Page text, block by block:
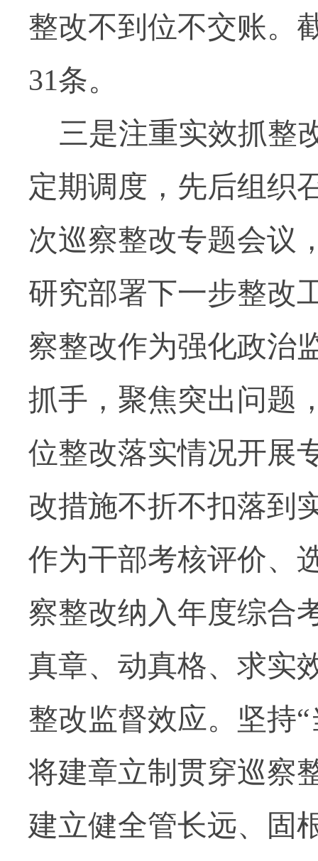
整改不到位不交账。
31条。
三是注重实效抓整
定期调度，先后组织
次巡察整改专题会议
研究部署下一步整改
察整改作为强化政治
抓手，聚焦突出问题
位整改落实情况开展
改措施不折不扣落到
作为干部考核评价、
察整改纳入年度综合
真章、动真格、求实
整改监督效应。坚持
将建章立制贯穿巡察
建立健全管长远、固